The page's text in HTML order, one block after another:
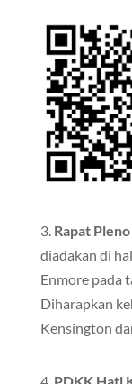
3. Rapat
diadakan di
Enmore pada
Diharapkan
Kensington